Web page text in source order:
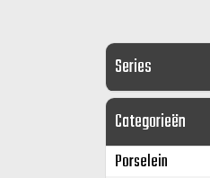
Series
Categorieën
Porselein